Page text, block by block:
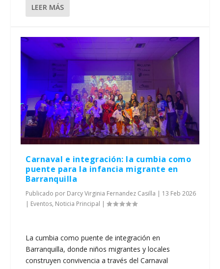
LEER MÁS
Carnaval e integración: la cumbia como
puente para la infancia migrante en
Barranquilla
Publicado por Darcy Virginia Fernandez Casilla | 13 Feb 2026
| Eventos, Noticia Principal |
La cumbia como puente de integración en
Barranquilla, donde niños migrantes y locales
construyen convivencia a través del Carnaval